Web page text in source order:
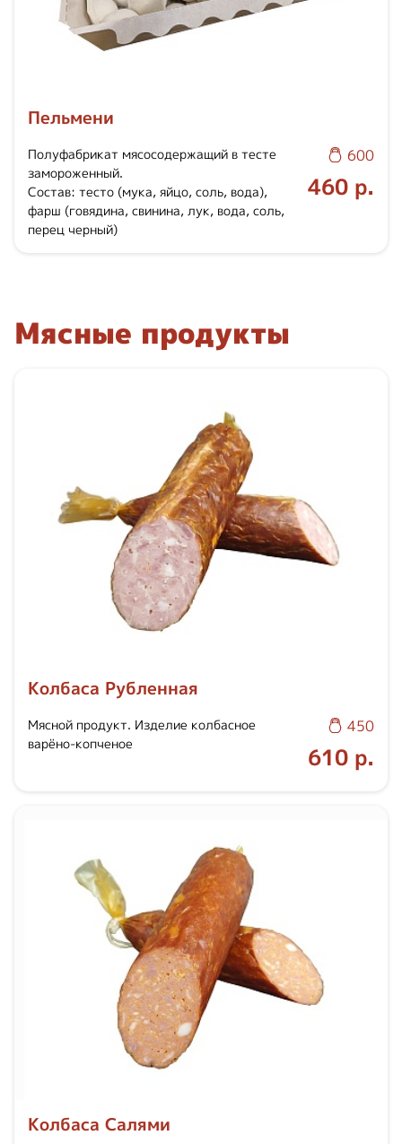
Пельмени
Полуфабрикат мясосодержащий в тесте
замороженный.
Состав: тесто (мука, яйцо, соль, вода),
фарш (говядина, свинина, лук, вода, соль,
перец черный)
600
460 р.
Мясные продукты
Колбаса Рубленная
Мясной продукт. Изделие колбасное
варёно-копченое
450
610 р.
Колбаса Салями